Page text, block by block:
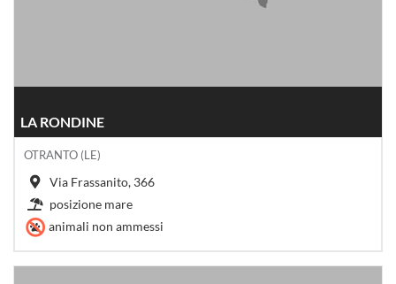
LA RONDINE
OTRANTO (LE)
Via Frassanito, 366
posizione mare
animali non ammessi